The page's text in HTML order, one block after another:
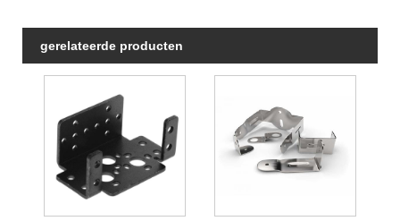
gerelateerde producten